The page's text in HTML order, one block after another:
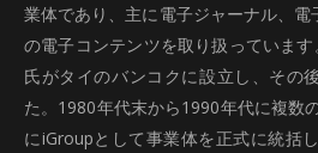
業体であり、主に電子ジャーナル、
の電子コンテンツを取り扱っていま
氏がタイのバンコクに設立し、その
た。1980年代末から1990年代に複数
にiGroupとして事業体を正式に統括